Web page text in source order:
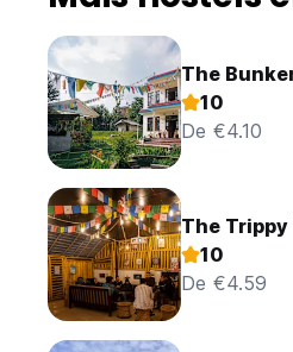
The
10
De €4.10
The Trippy
10
De €4.59